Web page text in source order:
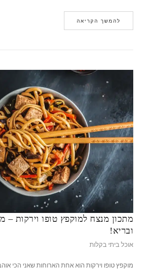
להמשך הקריאה
מתכון מנצח למוקפץ טופו וירקות –
ובריא!
אוכל ביתי בקלות
מוקפץ טופו וירקות הוא אחת הארוחות שאני הכי